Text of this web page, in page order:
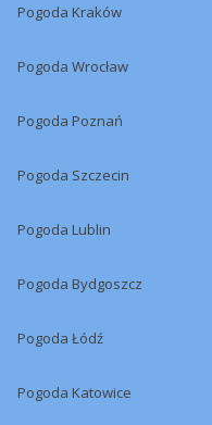
Pogoda Kraków
Pogoda Wrocław
Pogoda Poznań
Pogoda Szczecin
Pogoda Lublin
Pogoda Bydgoszcz
Pogoda Łódź
Pogoda Katowice